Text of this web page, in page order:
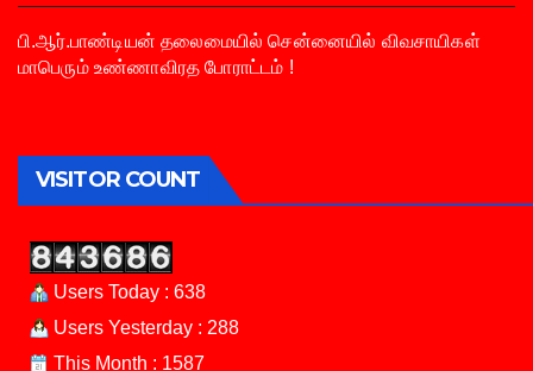
பி.ஆர்.பாண்டியன் தலைமையில் சென்னையில் விவசாயிகள்
மாபெரும் உண்ணாவிரத போராட்டம் !
VISITOR COUNT
Users Today : 638
Users Yesterday : 288
This Month : 1587